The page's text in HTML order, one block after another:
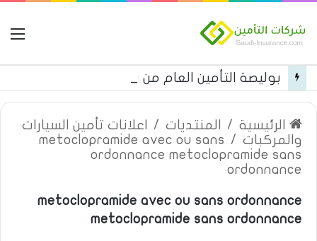
الرئيسية / المنتديات /
اعلانات تأمين السيارات
والمركبات /
metoclopramide avec ou sans
ordonnance metoclopramide sans
ordonnance
metoclopramide avec ou sans ordonnance
metoclopramide sans ordonnance